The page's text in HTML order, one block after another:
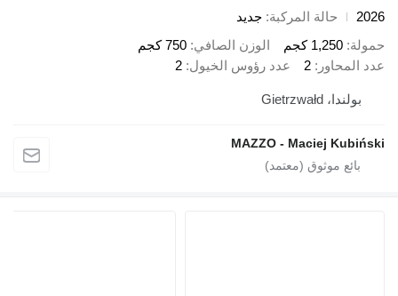
حالة المركبة جديد
1,250 كجم الوزن الصافي 750 كجم
2 عدد رؤوس الخيول 2
MAZZO - Maciej